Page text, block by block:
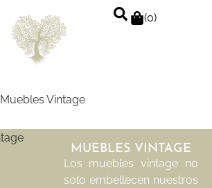
(0)
Muebles Vintage
MUEBLES VINTAGE
Los muebles vintage no
solo embellecen nuestros